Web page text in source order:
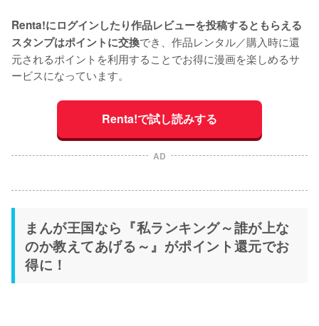
Renta!にログインしたり作品レビューを投稿するともらえる
スタンプはポイントに交換でき、作品レンタル／購入時に還
元されるポイントを利用することでお得に漫画を楽しめるサ
ービスになっています。
Renta!で試し読みする
AD
まんが王国なら『私ランキング～誰が上な
のか教えてあげる～』がポイント還元でお
得に！